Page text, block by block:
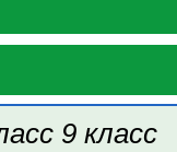
9 класс